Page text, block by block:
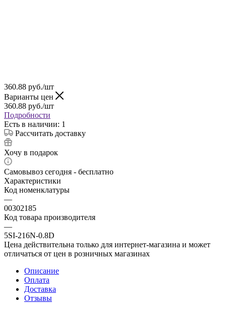
360.88 руб./шт
Варианты цен
360.88 руб./шт
Подробности
Есть в наличии: 1
Рассчитать доставку
Хочу в подарок
Самовывоз сегодня - бесплатно
Характеристики
Код номенклатуры
—
00302185
Код товара производителя
—
5SI-216N-0.8D
Цена действительна только для интернет-магазина и может
отличаться от цен в розничных магазинах
Описание
Оплата
Доставка
Отзывы